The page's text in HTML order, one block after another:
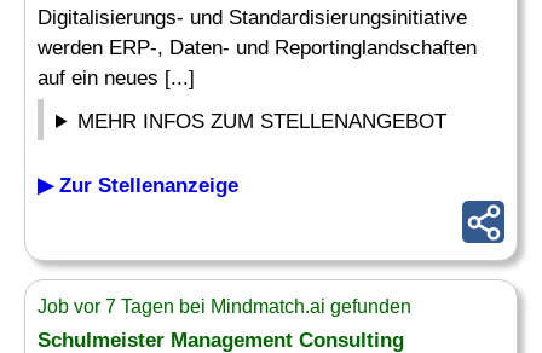
Digitalisierungs- und Standardisierungsinitiative
werden ERP-, Daten- und Reportinglandschaften
auf ein neues [...]
MEHR INFOS ZUM STELLENANGEBOT
▶ Zur Stellenanzeige
Job vor 7 Tagen bei Mindmatch.ai gefunden
Schulmeister Management Consulting